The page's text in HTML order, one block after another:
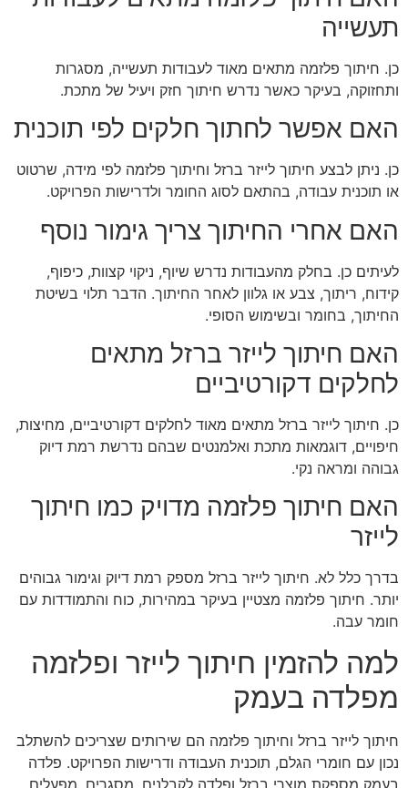
תעשייה
כן. חיתוך פלזמה מתאים מאוד לעבודות תעשייה, מסגרות
ותחזוקה, בעיקר כאשר נדרש חיתוך חזק ויעיל של מתכת.
האם אפשר לחתוך חלקים לפי תוכנית
כן. ניתן לבצע חיתוך לייזר ברזל וחיתוך פלזמה לפי מידה, שרטוט
או תוכנית עבודה, בהתאם לסוג החומר ולדרישות הפרויקט.
האם אחרי החיתוך צריך גימור נוסף
לעיתים כן. בחלק מהעבודות נדרש שיוף, ניקוי קצוות, כיפוף,
קידוח, ריתוך, צבע או גלוון לאחר החיתוך. הדבר תלוי בשיטת
החיתוך, בחומר ובשימוש הסופי.
האם חיתוך לייזר ברזל מתאים
לחלקים דקורטיביים
כן. חיתוך לייזר ברזל מתאים מאוד לחלקים דקורטיביים, מחיצות,
חיפויים, דוגמאות מתכת ואלמנטים שבהם נדרשת רמת דיוק
גבוהה ומראה נקי.
האם חיתוך פלזמה מדויק כמו חיתוך
לייזר
בדרך כלל לא. חיתוך לייזר ברזל מספק רמת דיוק וגימור גבוהים
יותר. חיתוך פלזמה מצטיין בעיקר במהירות, כוח והתמודדות עם
חומר עבה.
למה להזמין חיתוך לייזר ופלזמה
מפלדה בעמק
חיתוך לייזר ברזל וחיתוך פלזמה הם שירותים שצריכים להשתלב
נכון עם חומרי הגלם, תוכנית העבודה ודרישות הפרויקט. פלדה
בעמק מספקת מוצרי ברזל ופלדה לקבלנים, מסגרים, מפעלים,